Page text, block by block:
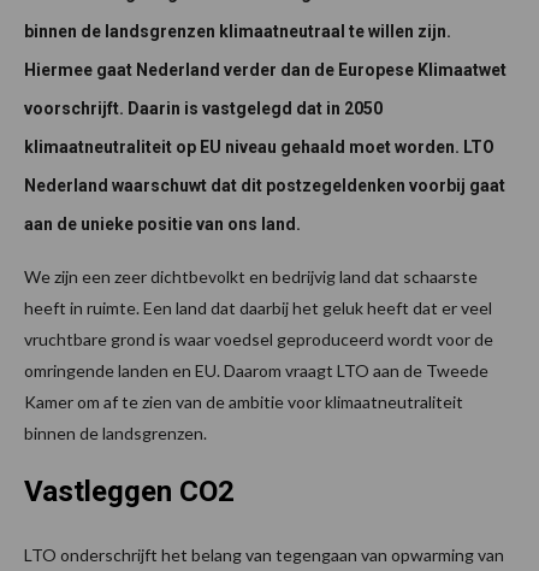
binnen de landsgrenzen klimaatneutraal te willen zijn.
Hiermee gaat Nederland verder dan de Europese Klimaatwet
voorschrijft. Daarin is vastgelegd dat in 2050
klimaatneutraliteit op EU niveau gehaald moet worden. LTO
Nederland waarschuwt dat dit postzegeldenken voorbij gaat
aan de unieke positie van ons land.
We zijn een zeer dichtbevolkt en bedrijvig land dat schaarste
heeft in ruimte. Een land dat daarbij het geluk heeft dat er veel
vruchtbare grond is waar voedsel geproduceerd wordt voor de
omringende landen en EU. Daarom vraagt LTO aan de Tweede
Kamer om af te zien van de ambitie voor klimaatneutraliteit
binnen de landsgrenzen.
Vastleggen CO2
LTO onderschrijft het belang van tegengaan van opwarming van